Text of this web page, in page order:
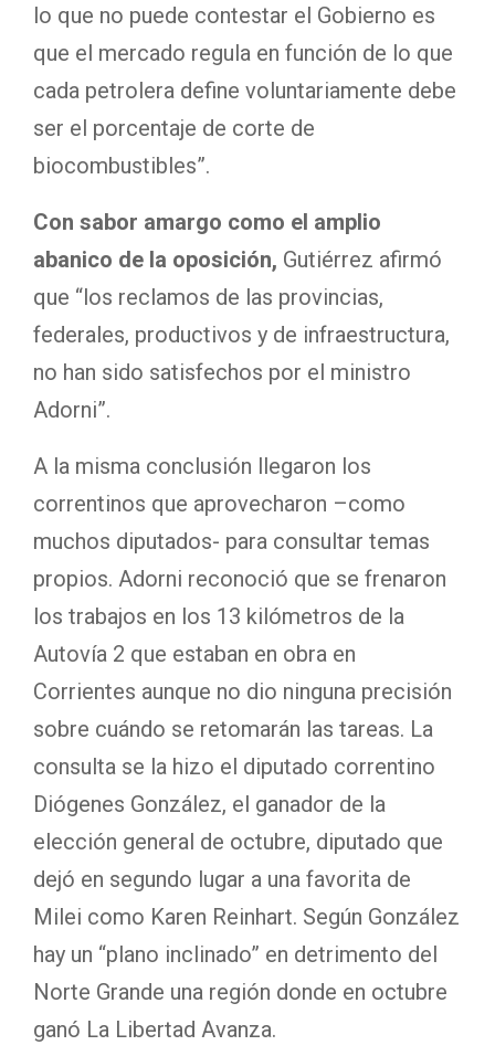
lo que no puede contestar el Gobierno es
que el mercado regula en función de lo que
cada petrolera define voluntariamente debe
ser el porcentaje de corte de
biocombustibles”.
Con sabor amargo como el amplio
abanico de la oposición, Gutiérrez afirmó
que “los reclamos de las provincias,
federales, productivos y de infraestructura,
no han sido satisfechos por el ministro
Adorni”.
A la misma conclusión llegaron los
correntinos que aprovecharon –como
muchos diputados- para consultar temas
propios. Adorni reconoció que se frenaron
los trabajos en los 13 kilómetros de la
Autovía 2 que estaban en obra en
Corrientes aunque no dio ninguna precisión
sobre cuándo se retomarán las tareas. La
consulta se la hizo el diputado correntino
Diógenes González, el ganador de la
elección general de octubre, diputado que
dejó en segundo lugar a una favorita de
Milei como Karen Reinhart. Según González
hay un “plano inclinado” en detrimento del
Norte Grande una región donde en octubre
ganó La Libertad Avanza.